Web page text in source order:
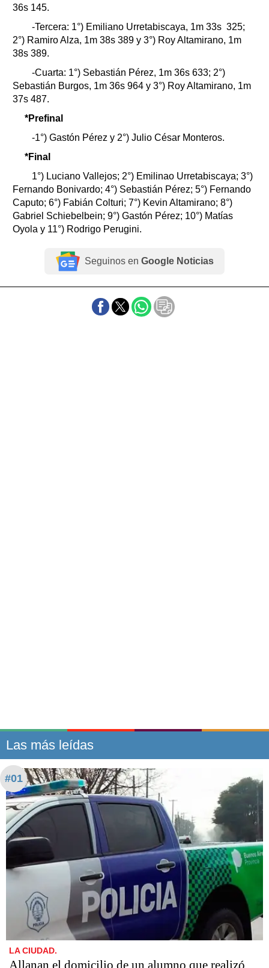
36s 145.
-Tercera: 1°) Emiliano Urretabiscaya, 1m 33s 325;
2°) Ramiro Alza, 1m 38s 389 y 3°) Roy Altamirano, 1m
38s 389.
-Cuarta: 1°) Sebastián Pérez, 1m 36s 633; 2°)
Sebastián Burgos, 1m 36s 964 y 3°) Roy Altamirano, 1m
37s 487.
*Prefinal
-1°) Gastón Pérez y 2°) Julio César Monteros.
*Final
1°) Luciano Vallejos; 2°) Emilinao Urretabiscaya; 3°)
Fernando Bonivardo; 4°) Sebastián Pérez; 5°) Fernando
Caputo; 6°) Fabián Colturi; 7°) Kevin Altamirano; 8°)
Gabriel Schiebelbein; 9°) Gastón Pérez; 10°) Matías
Oyola y 11°) Rodrigo Perugini.
Seguinos en Google Noticias
Las más leídas
#01
LA CIUDAD.
Allanan el domicilio de un alumno que realizó